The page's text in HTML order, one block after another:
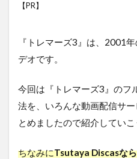
【PR】
『トレマーズ3』は、2001
デオです。
今回は『トレマーズ3』のフ
法を、いろんな動画配信サ
とめましたので紹介してい
ちなみにTsutaya Discasな